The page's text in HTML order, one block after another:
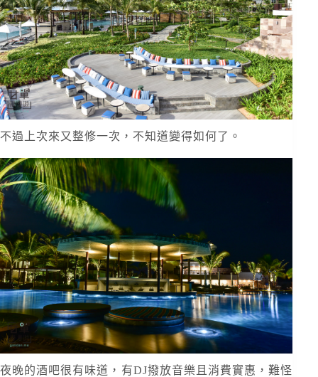
不過上次來又整修一次，不知道變得如何了。
夜晚的酒吧很有味道，有DJ撥放音樂且消費實惠，難怪